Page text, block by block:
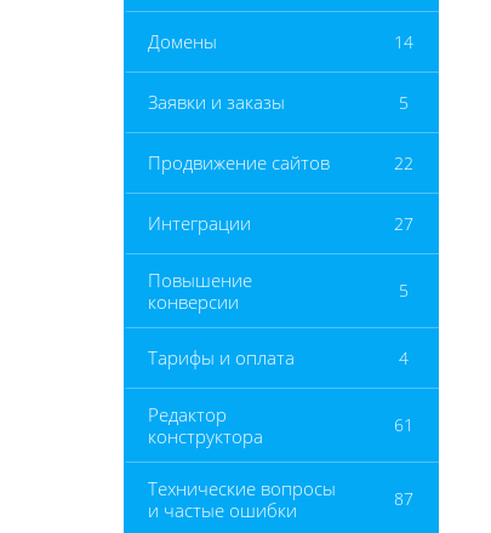
Домены 14
Заявки и заказы 5
Продвижение сайтов 22
Интеграции 27
Повышение
конверсии
5
Тарифы и оплата 4
Редактор
конструктора
61
Технические вопросы
и частые ошибки
87